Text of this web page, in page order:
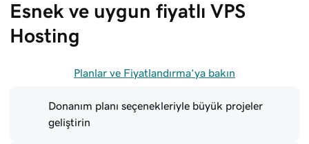
Esnek ve uygun fiyatlı VPS
Hosting
Donanım planı seçenekleriyle büyük projeler
geliştirin
Planlar ve Fiyatlandırma’ya bakın